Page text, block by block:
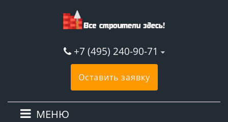
+7 (495) 240-90-71
Оставить заявку
МЕНЮ